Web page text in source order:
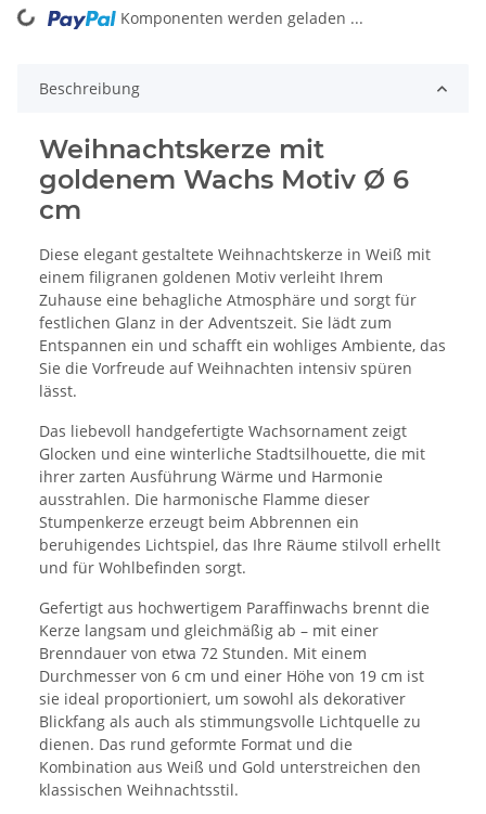
Komponenten werden geladen ...
Beschreibung
Weihnachtskerze mit
goldenem Wachs Motiv Ø 6
cm
Diese elegant gestaltete Weihnachtskerze in Weiß mit
einem filigranen goldenen Motiv verleiht Ihrem
Zuhause eine behagliche Atmosphäre und sorgt für
festlichen Glanz in der Adventszeit. Sie lädt zum
Entspannen ein und schafft ein wohliges Ambiente, das
Sie die Vorfreude auf Weihnachten intensiv spüren
lässt.
Das liebevoll handgefertigte Wachsornament zeigt
Glocken und eine winterliche Stadtsilhouette, die mit
ihrer zarten Ausführung Wärme und Harmonie
ausstrahlen. Die harmonische Flamme dieser
Stumpenkerze erzeugt beim Abbrennen ein
beruhigendes Lichtspiel, das Ihre Räume stilvoll erhellt
und für Wohlbefinden sorgt.
Gefertigt aus hochwertigem Paraffinwachs brennt die
Kerze langsam und gleichmäßig ab – mit einer
Brenndauer von etwa 72 Stunden. Mit einem
Durchmesser von 6 cm und einer Höhe von 19 cm ist
sie ideal proportioniert, um sowohl als dekorativer
Blickfang als auch als stimmungsvolle Lichtquelle zu
dienen. Das rund geformte Format und die
Kombination aus Weiß und Gold unterstreichen den
klassischen Weihnachtsstil.